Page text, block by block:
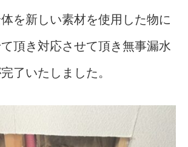
を新しい素材を使用した物に
頂き対応させて頂き無事漏水
了いたしました。